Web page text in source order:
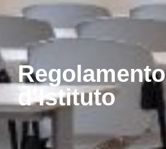
Regolamento
d’Istituto